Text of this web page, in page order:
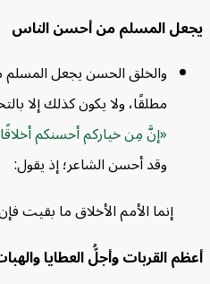
المسلم من أحسن الناس
والخلق الحسن يجعل المسلم
مطلقًا، ولا يكون كذلك إلا
إنَّ مِن خياركم أحسنكم أخلاقًا [3]
.
وقد أحسن الشاعر؛ إذ يقول:
إنما الأمم الأخلاق ما بقيتفإن هُمُ
القربات وأجلُّ العطايا والهبات